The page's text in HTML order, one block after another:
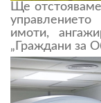
Ще
имоти,
„Граждани за